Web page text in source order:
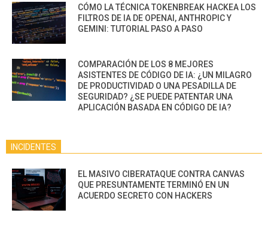
CÓMO LA TÉCNICA TOKENBREAK HACKEA LOS
FILTROS DE IA DE OPENAI, ANTHROPIC Y
GEMINI: TUTORIAL PASO A PASO
COMPARACIÓN DE LOS 8 MEJORES
ASISTENTES DE CÓDIGO DE IA: ¿UN MILAGRO
DE PRODUCTIVIDAD O UNA PESADILLA DE
SEGURIDAD? ¿SE PUEDE PATENTAR UNA
APLICACIÓN BASADA EN CÓDIGO DE IA?
INCIDENTES
EL MASIVO CIBERATAQUE CONTRA CANVAS
QUE PRESUNTAMENTE TERMINÓ EN UN
ACUERDO SECRETO CON HACKERS